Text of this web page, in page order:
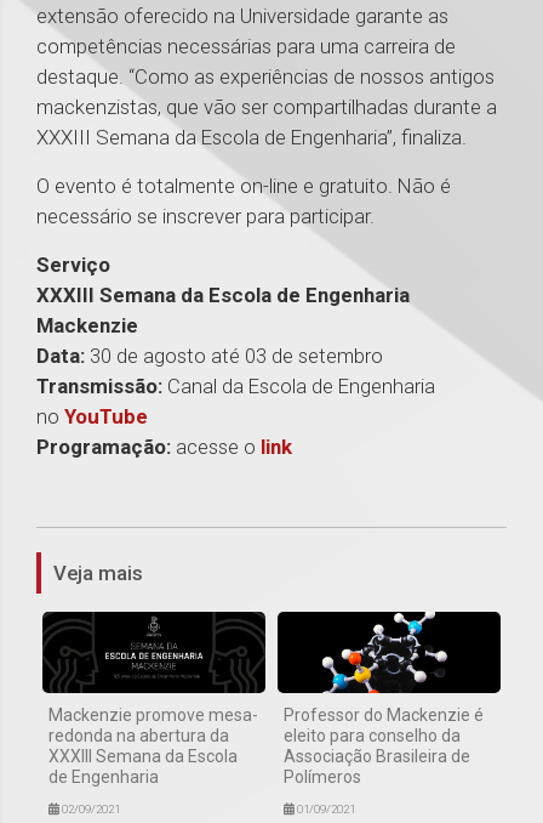
extensão oferecido na Universidade garante as
competências necessárias para uma carreira de
destaque. “Como as experiências de nossos antigos
mackenzistas, que vão ser compartilhadas durante a
XXXIII Semana da Escola de Engenharia”, finaliza.
O evento é totalmente on-line e gratuito. Não é
necessário se inscrever para participar.
Serviço
XXXIII Semana da Escola de Engenharia
Mackenzie
Data: 30 de agosto até 03 de setembro
Transmissão: Canal da Escola de Engenharia
no YouTube
Programação: acesse o link
Veja mais
Mackenzie promove mesa-
redonda na abertura da
XXXIII Semana da Escola
de Engenharia
02/09/2021
Professor do Mackenzie é
eleito para conselho da
Associação Brasileira de
Polímeros
01/09/2021